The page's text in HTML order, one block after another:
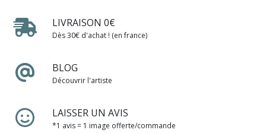
LIVRAISON 0€
Dès 30€ d'achat ! (en france)
BLOG
Découvrir l'artiste
LAISSER UN AVIS
*1 avis = 1 image offerte/commande